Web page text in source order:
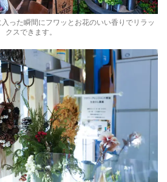
った瞬間にフワッとお花のいい香りでリラッ
クスできます。